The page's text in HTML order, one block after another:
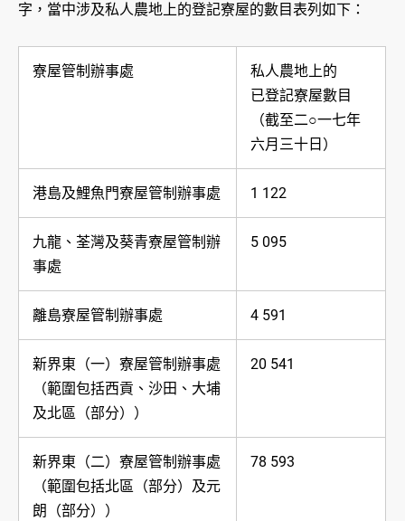
字，當中涉及私人農地上的登記寮屋的數目表列如下：
寮屋管制辦事處
私人農地上的
已登記寮屋數目
（截至二○一七年
六月三十日）
港島及鯉魚門寮屋管制辦事處 1 122
九龍、荃灣及葵青寮屋管制辦
事處
5 095
離島寮屋管制辦事處 4 591
新界東（一）寮屋管制辦事處
（範圍包括西貢、沙田、大埔
及北區（部分））
20 541
新界東（二）寮屋管制辦事處
（範圍包括北區（部分）及元
朗（部分））
78 593